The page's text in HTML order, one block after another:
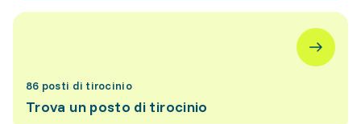
86 posti di tirocinio
Trova un posto di tirocinio